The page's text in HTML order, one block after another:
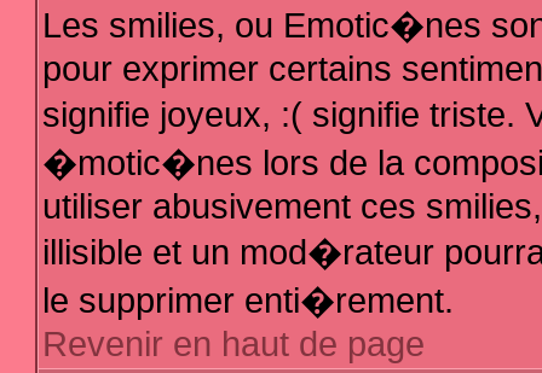
Les smilies, ou Emotic�nes
pour exprimer certains
signifie joyeux, :( signifie triste.
�motic�nes lors de la
utiliser abusivement ces
illisible et un mod�rateur
le supprimer enti�rement.
Revenir en haut de page